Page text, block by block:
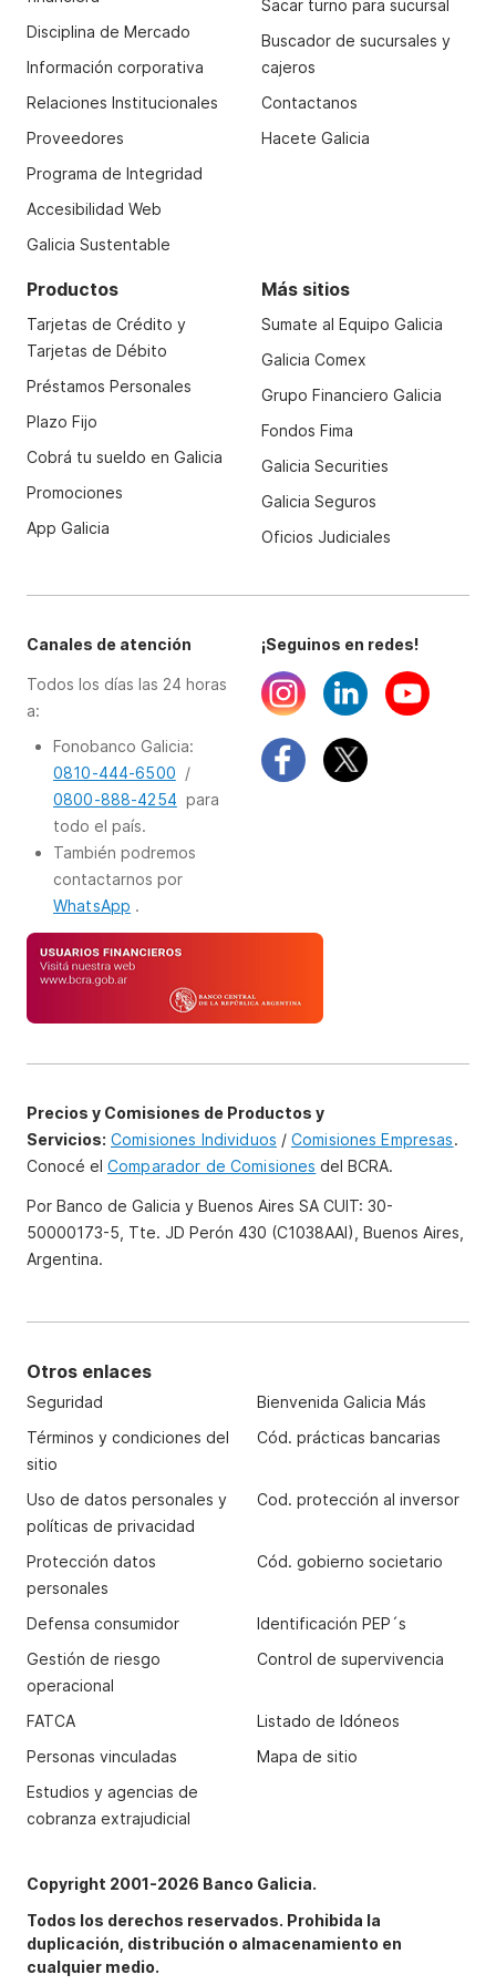
Recuperar Clave Galicia.
Terminales de Autoservicio:
Galicia Débito y el PIN Banelco, seleccioná la
opción "Clave Galicia" y seguí los pasos.
Cajeros automáticos:
ingresá tu Tarjeta Galicia
Generación de Claves > Clave Galicia y seguí los
pasos.
☝️ Recordá que el
Disciplina de Mercado
Información corporativa
Relaciones Institucionales
Proveedores
Programa de Integridad
Accesibilidad Web
Galicia Sustentable
Sacar turno para sucursal
Buscador de sucursales y
cajeros
Contactanos
Hacete Galicia
Productos
Tarjetas de Crédito y
Tarjetas de Débito
Préstamos Personales
Plazo Fijo
Cobrá tu sueldo en Galicia
Promociones
App Galicia
Más sitios
Sumate al Equipo Galicia
Galicia Comex
Grupo Financiero Galicia
Fondos Fima
Galicia Securities
Galicia Seguros
Oficios Judiciales
¡Seguinos en redes!
Canales de atención
Todos los días las 24 horas
a:
Fonobanco Galicia:
0810-444-6500 /
0800-888-4254 para
todo el país.
También podremos
contactarnos por
WhatsApp .
Precios y Comisiones de Productos y
Servicios: Comisiones Individuos / Comisiones Empresas.
Conocé el Comparador de Comisiones del BCRA.
Por Banco de Galicia y Buenos Aires SA CUIT: 30-
50000173-5, Tte. JD Perón 430 (C1038AAI), Buenos Aires,
Argentina.
Otros enlaces
Seguridad
Bienvenida Galicia Más
Términos y condiciones del
sitio
Cód. prácticas bancarias
Uso de datos personales y
políticas de privacidad
Cod. protección al inversor
Protección datos
personales
Cód. gobierno societario
Defensa consumidor
Identificación PEP´s
Gestión de riesgo
operacional
Control de supervivencia
FATCA
Listado de Idóneos
Personas vinculadas
Mapa de sitio
Estudios y agencias de
cobranza extrajudicial
Copyright 2001-2026 Banco Galicia.
Todos los derechos reservados. Prohibida la
duplicación, distribución o almacenamiento en
cualquier medio.